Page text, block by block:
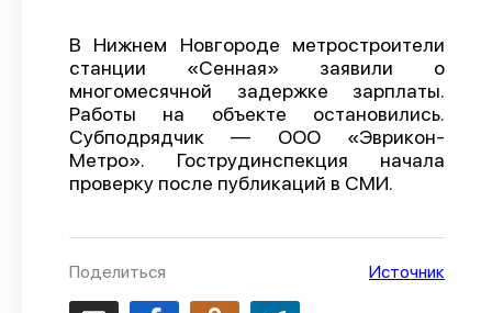
Отчеты
Предложить публикацию
Справочник
API
О проекте
В Нижнем Новгороде метростроители
станции «Сенная» заявили о
многомесячной задержке зарплаты.
Работы на объекте остановились.
Субподрядчик — ООО «Эврикон-
Метро». Гострудинспекция начала
проверку после публикаций в СМИ.
Поделиться Источник